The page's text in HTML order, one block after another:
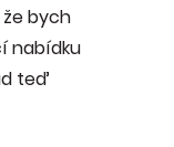
bych
nabídku
teď